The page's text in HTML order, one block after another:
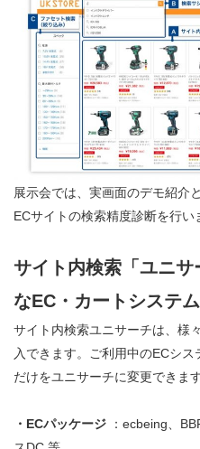
展示会では、実画面のデモ紹介
ECサイトの検索精度診断を行い
サイト内検索「ユニ
なEC・カートシステム
サイト内検索ユニサーチは、様
入できます。ご利用中のECシ
だけをユニサーチに変更できます
・ECパッケージ ：ecbeing、